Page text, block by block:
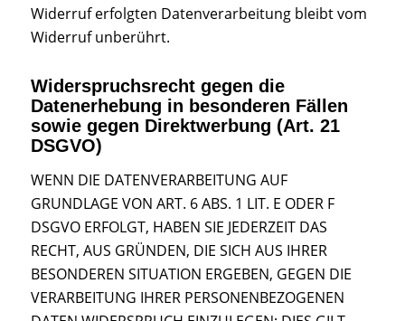
Widerruf erfolgten Datenverarbeitung bleibt vom
Widerruf unberührt.
Widerspruchsrecht gegen die
Datenerhebung in besonderen Fällen
sowie gegen Direktwerbung (Art. 21
DSGVO)
WENN DIE DATENVERARBEITUNG AUF
GRUNDLAGE VON ART. 6 ABS. 1 LIT. E ODER F
DSGVO ERFOLGT, HABEN SIE JEDERZEIT DAS
RECHT, AUS GRÜNDEN, DIE SICH AUS IHRER
BESONDEREN SITUATION ERGEBEN, GEGEN DIE
VERARBEITUNG IHRER PERSONENBEZOGENEN